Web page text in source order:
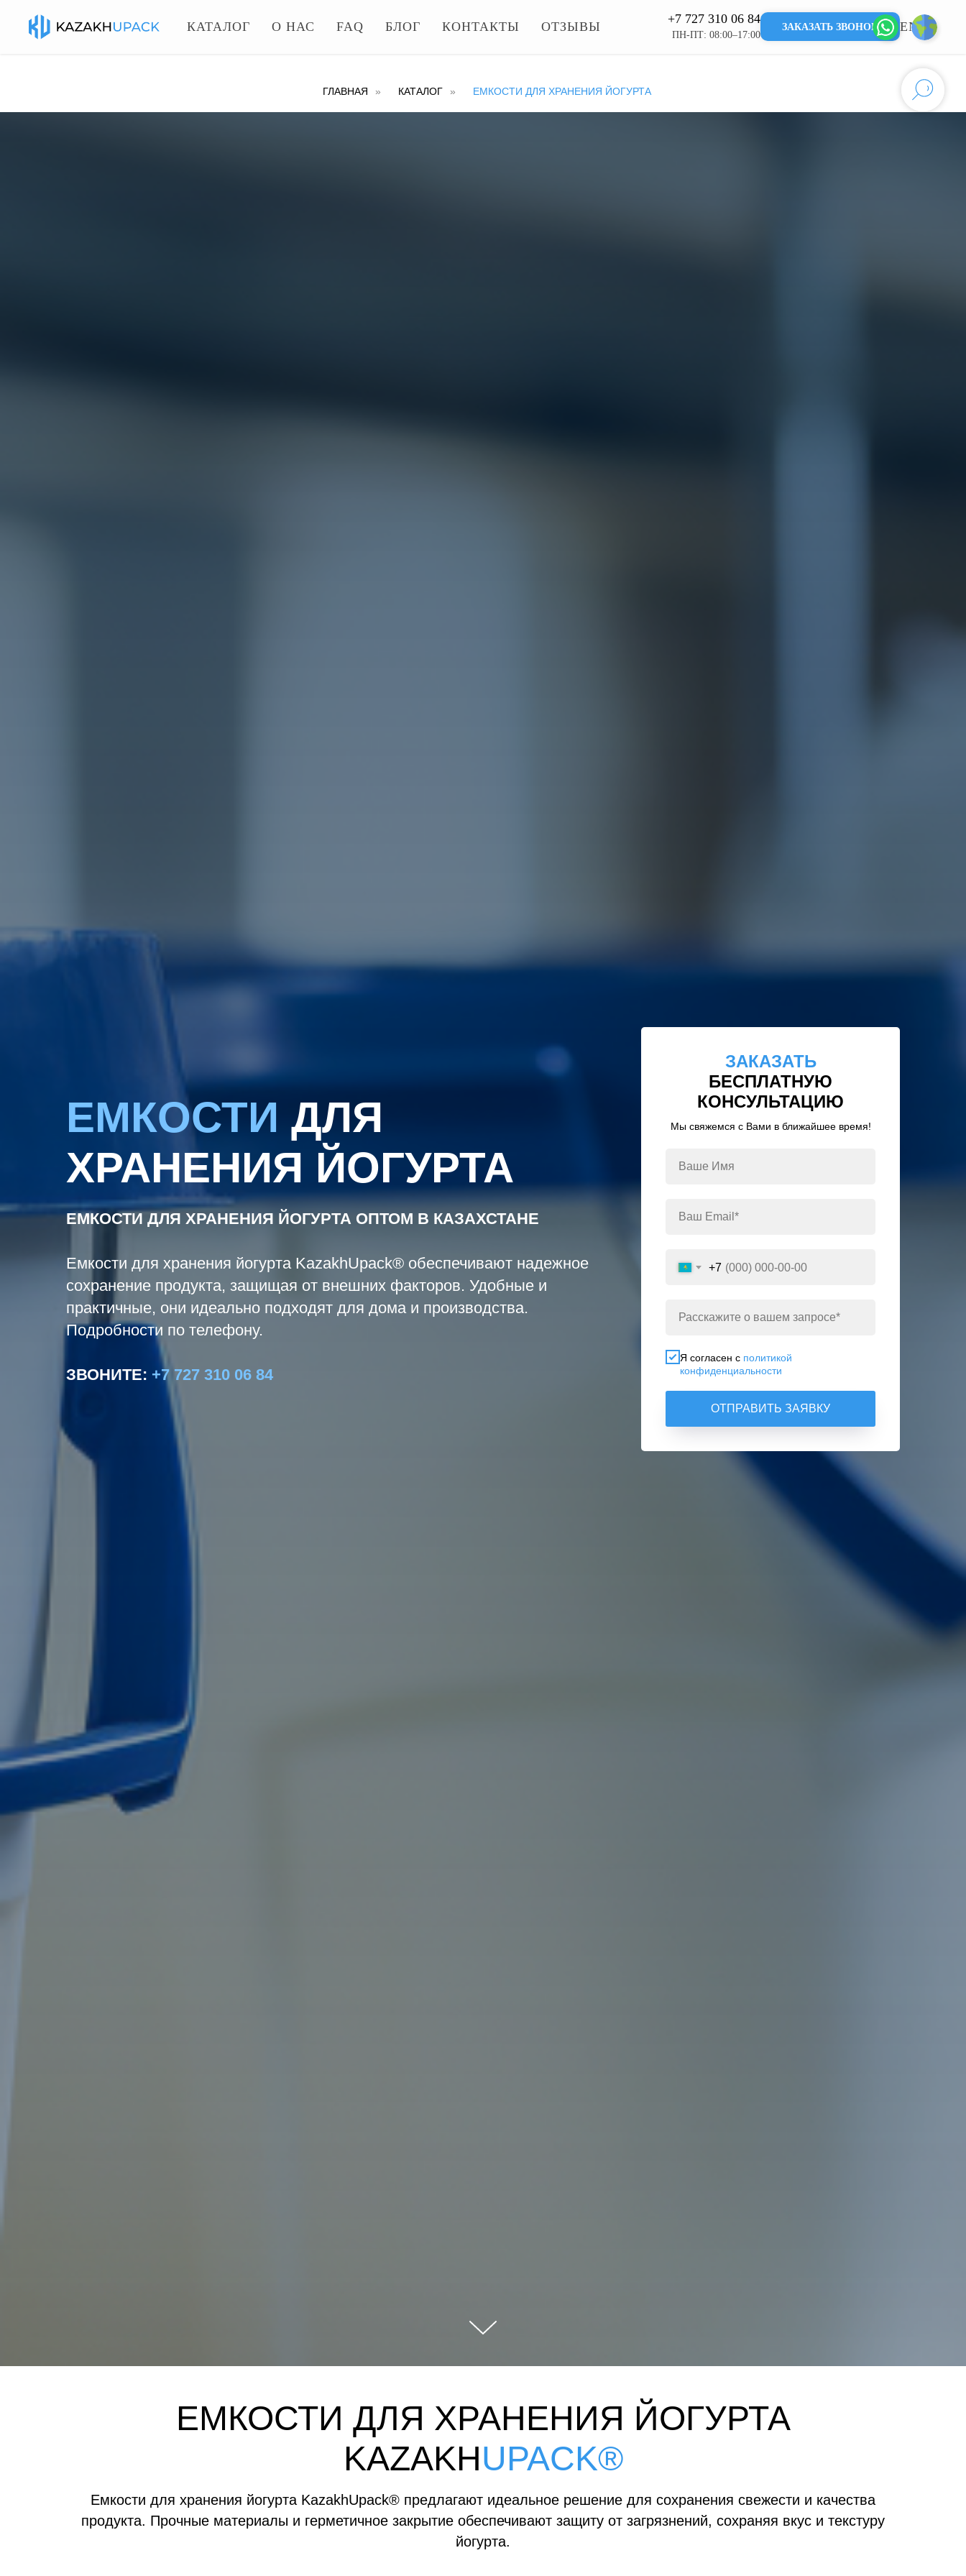
КАТАЛОГ О НАС FAQ БЛОГ КОНТАКТЫ ОТЗЫВЫ
+7 727 310 06 84
ПН-ПТ: 08:00–17:00
ЗАКАЗАТЬ ЗВОНОК ENKZ
ГЛАВНАЯ » КАТАЛОГ » ЕМКОСТИ ДЛЯ ХРАНЕНИЯ ЙОГУРТА
ЕМКОСТИ ДЛЯ
ХРАНЕНИЯ ЙОГУРТА
ЕМКОСТИ ДЛЯ ХРАНЕНИЯ ЙОГУРТА ОПТОМ В КАЗАХСТАНЕ
Емкости для хранения йогурта KazakhUpack® обеспечивают надежное
сохранение продукта, защищая от внешних факторов. Удобные и
практичные, они идеально подходят для дома и производства.
Подробности по телефону.
ЗВОНИТЕ: +7 727 310 06 84
ЗАКАЗАТЬ
БЕСПЛАТНУЮ
КОНСУЛЬТАЦИЮ
Мы свяжемся с Вами в ближайшее время!
+7
Я согласен с политикой
конфиденциальности
ОТПРАВИТЬ ЗАЯВКУ
ЕМКОСТИ ДЛЯ ХРАНЕНИЯ ЙОГУРТА
KAZAKHUPACK®
Емкости для хранения йогурта KazakhUpack® предлагают идеальное решение для сохранения свежести и качества
продукта. Прочные материалы и герметичное закрытие обеспечивают защиту от загрязнений, сохраняя вкус и текстуру
йогурта.